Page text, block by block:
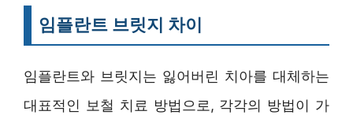
임플란트 브릿지 차이
임플란트와 브릿지는 잃어버린 치아를 대체하는
대표적인 보철 치료 방법으로, 각각의 방법이 가